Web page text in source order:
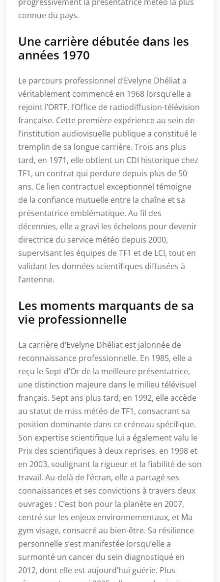
connue du pays.
Une carrière débutée dans les
années 1970
Le parcours professionnel d’Evelyne Dhéliat a
véritablement commencé en 1968 lorsqu’elle a
rejoint l’ORTF, l’Office de radiodiffusion-télévision
française. Cette première expérience au sein de
l’institution audiovisuelle publique a constitué le
tremplin de sa longue carrière. Trois ans plus
tard, en 1971, elle obtient un CDI historique chez
TF1, un contrat qui perdure depuis plus de 50
ans. Ce lien contractuel exceptionnel témoigne
de la confiance mutuelle entre la chaîne et sa
présentatrice emblématique. Au fil des
décennies, elle a gravi les échelons pour devenir
directrice du service météo depuis 2000,
supervisant les équipes de TF1 et de LCI, tout en
validant les données scientifiques diffusées à
l’antenne.
Les moments marquants de sa
vie professionnelle
La carrière d’Evelyne Dhéliat est jalonnée de
reconnaissance professionnelle. En 1985, elle a
reçu le Sept d’Or de la meilleure présentatrice,
une distinction majeure dans le milieu télévisuel
français. Sept ans plus tard, en 1992, elle accède
au statut de miss météo de TF1, consacrant sa
position dominante dans ce créneau spécifique.
Son expertise scientifique lui a également valu le
Prix des scientifiques à deux reprises, en 1998 et
en 2003, soulignant la rigueur et la fiabilité de son
travail. Au-delà de l’écran, elle a partagé ses
connaissances et ses convictions à travers deux
ouvrages : C’est bon pour la planète en 2007,
centré sur les enjeux environnementaux, et Ma
gym visage, consacré au bien-être. Sa résilience
personnelle s’est manifestée lorsqu’elle a
surmonté un cancer du sein diagnostiqué en
2012, dont elle est aujourd’hui guérie. Plus